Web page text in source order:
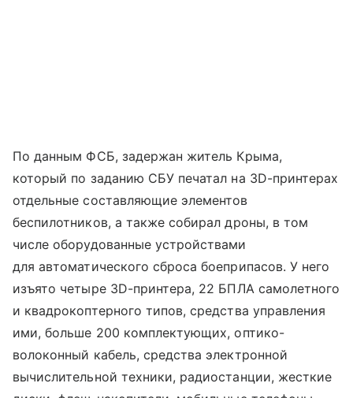
По данным ФСБ, задержан житель Крыма,
который по заданию СБУ печатал на 3D-принтерах
отдельные составляющие элементов
беспилотников, а также собирал дроны, в том
числе оборудованные устройствами
для автоматического сброса боеприпасов. У него
изъято четыре ЗD-принтера, 22 БПЛА самолетного
и квадрокоптерного типов, средства управления
ими, больше 200 комплектующих, оптико-
волоконный кабель, средства электронной
вычислительной техники, радиостанции, жесткие